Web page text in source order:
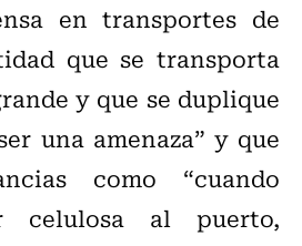
en transportes de
que se transporta
y que se duplique
una amenaza” y que
como “cuando
celulosa al puerto,